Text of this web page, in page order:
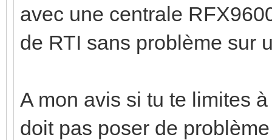
avec une centrale
de RTI sans problème sur
A mon avis si tu te limites
doit pas poser de